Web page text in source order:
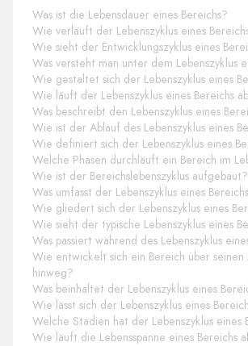
Was ist die Lebensdauer eines Bereichs?
Wie verläuft der Lebenszyklus eines
Wie sieht der Entwicklungszyklus eines
Was versteht man unter dem Lebenszyklus
Wie gestaltet sich der Lebenszyklus eines
Wie läuft der Lebenszyklus eines Bereichs
Was beschreibt den Lebenszyklus eines
Wie ist der Ablauf des Lebenszyklus eines
Wie definiert sich der Lebenszyklus eines
Welche Phasen durchläuft ein Bereich im
Wie ist der Bereichslebenszyklus aufgebaut?
Was umfasst der Lebenszyklus eines
Wie gliedert sich der Lebenszyklus eines
Wie sieht der typische Lebenszyklus eines
Was passiert während des Lebenszyklus
Wie entwickelt sich ein Bereich über seinen
hinweg?
Was beinhaltet der Lebenszyklus eines
Wie lässt sich der Lebenszyklus eines
Welche Stadien hat der Lebenszyklus eines
Wie läuft die Lebensspanne eines Bereichs